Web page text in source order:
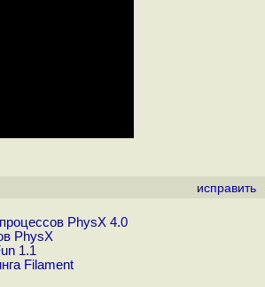
исправить
PhysX 4.0
PhysX
1.1
Filament